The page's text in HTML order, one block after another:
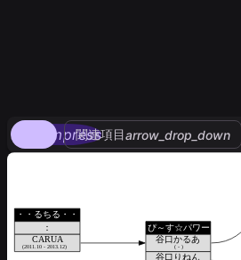
compress
関連項目arrow_drop_down